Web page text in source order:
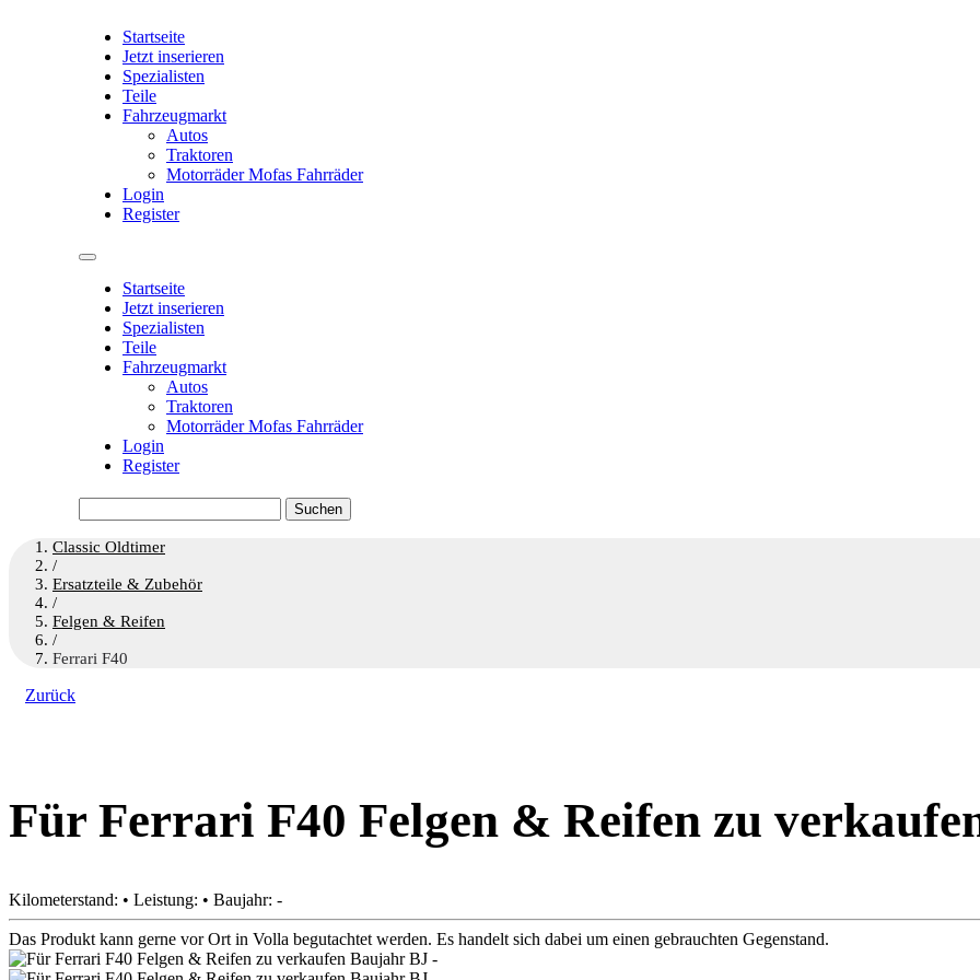
Startseite
Jetzt inserieren
Spezialisten
Teile
Fahrzeugmarkt
Autos
Traktoren
Motorräder Mofas Fahrräder
Login
Register
Startseite
Jetzt inserieren
Spezialisten
Teile
Fahrzeugmarkt
Autos
Traktoren
Motorräder Mofas Fahrräder
Login
Register
nach:
Classic Oldtimer
/
Ersatzteile & Zubehör
/
Felgen & Reifen
/
Ferrari F40
Zurück
Für Ferrari F40 Felgen & Reifen zu
Kilometerstand: • Leistung: • Baujahr: -
Das Produkt kann gerne vor Ort in Volla begutachtet werden. Es handelt sich dabei um einen gebrauchten Gegenstand.